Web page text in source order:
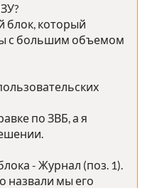
блок, который
с большим объемом
по ЗВБ, а я
- Журнал (поз. 1).
назвали мы его